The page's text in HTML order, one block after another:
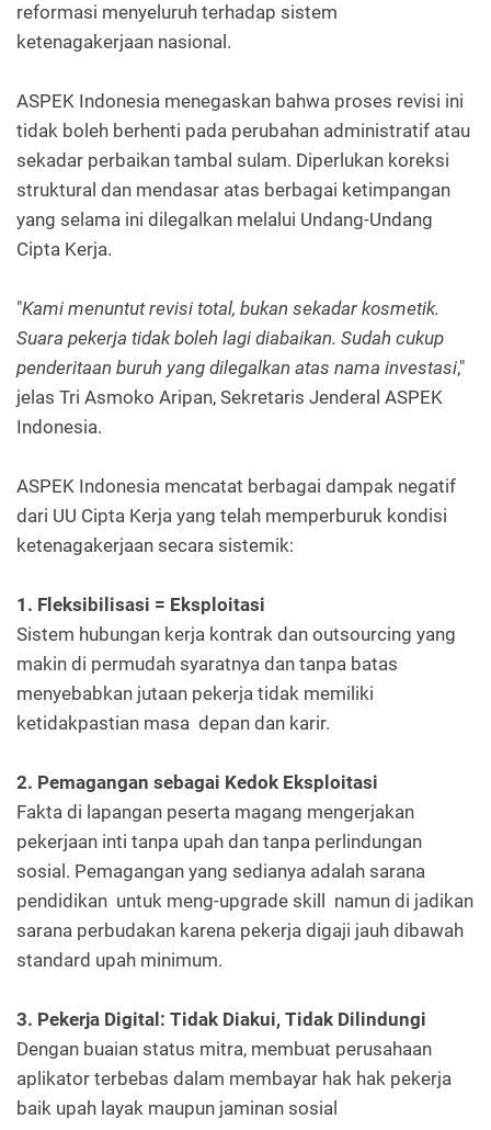
reformasi menyeluruh terhadap sistem
ketenagakerjaan nasional.
ASPEK Indonesia menegaskan bahwa proses revisi ini
tidak boleh berhenti pada perubahan administratif atau
sekadar perbaikan tambal sulam. Diperlukan koreksi
struktural dan mendasar atas berbagai ketimpangan
yang selama ini dilegalkan melalui Undang-Undang
Cipta Kerja.
"Kami menuntut revisi total, bukan sekadar kosmetik.
Suara pekerja tidak boleh lagi diabaikan. Sudah cukup
penderitaan buruh yang dilegalkan atas nama investasi,"
jelas Tri Asmoko Aripan, Sekretaris Jenderal ASPEK
Indonesia.
ASPEK Indonesia mencatat berbagai dampak negatif
dari UU Cipta Kerja yang telah memperburuk kondisi
ketenagakerjaan secara sistemik:
1. Fleksibilisasi = Eksploitasi
Sistem hubungan kerja kontrak dan outsourcing yang
makin di permudah syaratnya dan tanpa batas
menyebabkan jutaan pekerja tidak memiliki
ketidakpastian masa depan dan karir.
2. Pemagangan sebagai Kedok Eksploitasi
Fakta di lapangan peserta magang mengerjakan
pekerjaan inti tanpa upah dan tanpa perlindungan
sosial. Pemagangan yang sedianya adalah sarana
pendidikan untuk meng-upgrade skill namun di jadikan
sarana perbudakan karena pekerja digaji jauh dibawah
standard upah minimum.
3. Pekerja Digital: Tidak Diakui, Tidak Dilindungi
Dengan buaian status mitra, membuat perusahaan
aplikator terbebas dalam membayar hak hak pekerja
baik upah layak maupun jaminan sosial